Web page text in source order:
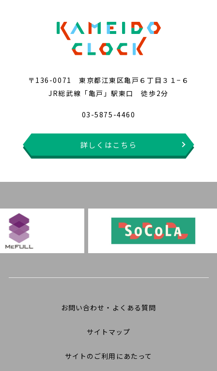
〒136-0071 東京都江東区亀戸６丁目３１−６
JR総武線「亀戸」駅東口 徒歩2分
03-5875-4460
詳しくはこちら
お問い合わせ・よくある質問
サイトマップ
サイトのご利用にあたって